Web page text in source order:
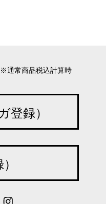
※通常商品税込計算時
登録）